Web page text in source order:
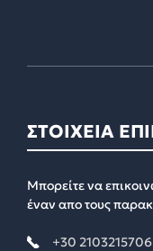
ΣΤΟΙΧΕΙΑ
Μπορείτε να
έναν απο τους
+30 2103215706